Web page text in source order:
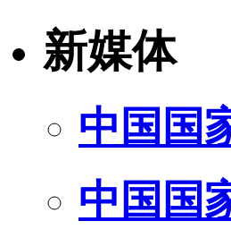
新媒体
中国国
中国国